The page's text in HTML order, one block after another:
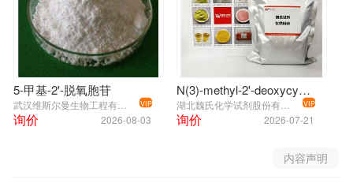
5-甲基-2'-脱氧胞苷
VIP
2026-08-03
询价
N(3)-methyl-2'-deoxycytidine—22882-02-6
湖北魏氏化学试剂股份有限公司 VIP
2026-07-21
询价
内容声明